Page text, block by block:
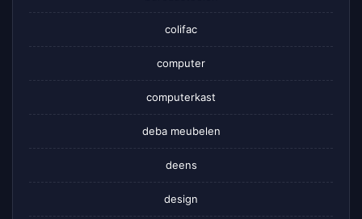
colifac
computer
computerkast
deba meubelen
deens
design